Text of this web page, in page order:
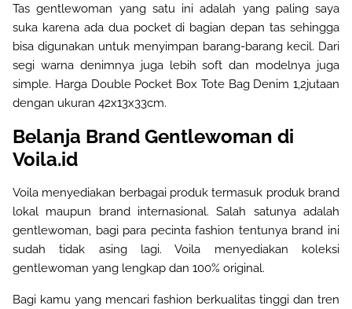
Tas gentlewoman yang satu ini adalah yang paling saya
suka karena ada dua pocket di bagian depan tas sehingga
bisa digunakan untuk menyimpan barang-barang kecil. Dari
segi warna denimnya juga lebih soft dan modelnya juga
simple. Harga Double Pocket Box Tote Bag Denim 1,2jutaan
dengan ukuran 42x13x33cm.
Belanja Brand Gentlewoman di
Voila.id
Voila menyediakan berbagai produk termasuk produk brand
lokal maupun brand internasional. Salah satunya adalah
gentlewoman, bagi para pecinta fashion tentunya brand ini
sudah tidak asing lagi. Voila menyediakan koleksi
gentlewoman yang lengkap dan 100% original.
Bagi kamu yang mencari fashion berkualitas tinggi dan tren